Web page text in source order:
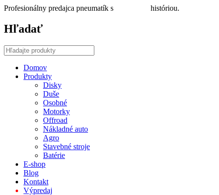
Profesionálny predajca pneumatík s históriou.
Hľadať
Domov
Produkty
Disky
Duše
Osobné
Motorky
Offroad
Nákladné auto
Agro
Stavebné stroje
Batérie
E-shop
Blog
Kontakt
Výpredaj